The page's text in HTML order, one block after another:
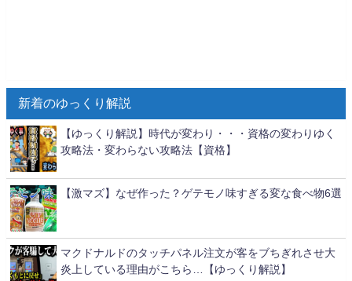
新着のゆっくり解説
【ゆっくり解説】時代が変わり・・・資格の変わりゆく
攻略法・変わらない攻略法【資格】
【激マズ】なぜ作った？ゲテモノ味すぎる変な食べ物6選
マクドナルドのタッチパネル注文が客をブちぎれさせ大
炎上している理由がこちら…【ゆっくり解説】